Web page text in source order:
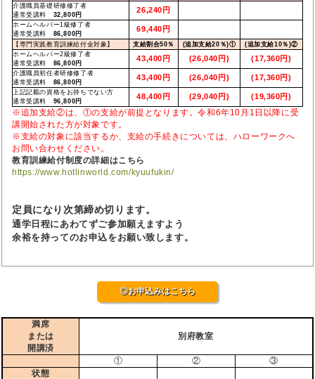
介護職員基礎研修修了者
通常受講料 32,800円
26,240円
ホームヘルパー1級修了者
通常受講料 86,800円
69,440円
【専門実践教育訓練給付金対象】 支給割合50％ (追加支給20％)① (追加支給10％)②
ホームヘルパー2級修了者
通常受講料 86,800円
43,400円 (26,040円) (17,360円)
介護職員初任者研修修了者
通常受講料 86,800円
43,400円 (26,040円) (17,360円)
上記記載の資格をお持ちでない方
通常受講料 96,800円
48,400円 (29,040円) (19,360円)
※追加支給②は、①の支給が前提となります。令和6年10月1日以降に受
講開始された方が対象です。
※支給の対象に該当するか、支給の手続きについては、ハローワークへ
お問い合わせください。
教育訓練給付制度の詳細はこちら
https://www.hotlinworld.com/kyuufukin/
定員になり次第締め切ります。
通学日程にあわてずご参加願えますよう
余裕を持ってのお申込をお願い致します。
◎お申込みはこちら
満席
または
開講済
別府教室
① ②
③
状態